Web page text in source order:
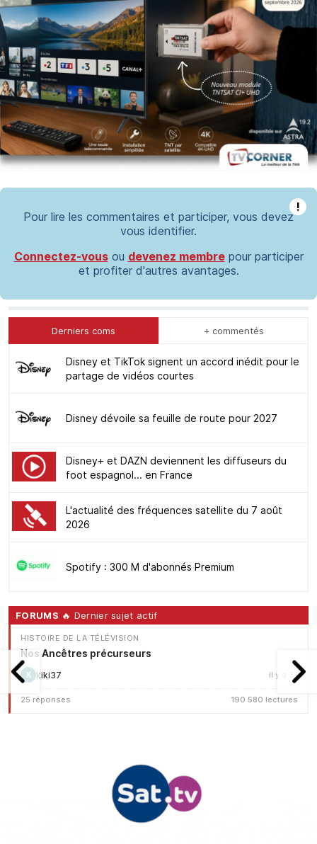
!
Pour lire les commentaires et participer, vous devez
vous identifier.
Connectez-vousou devenez membrepour participer
et profiter d'autres avantages.
Derniers coms + commentés
Disney et TikTok signent un accord inédit pour le
partage de vidéos courtes
Disney dévoile sa feuille de route pour 2027
Disney+ et DAZN deviennent les diffuseurs du
foot espagnol... en France
L'actualité des fréquences satellite du 7 août
2026
Spotify : 300 M d'abonnés Premium
FORUMS 🔥 Dernier sujet actif
HISTOIRE DE LA TÉLÉVISION
Nos Ancêtres précurseurs
K kiki37 il y a 3 j
25 réponses 190 580 lectures